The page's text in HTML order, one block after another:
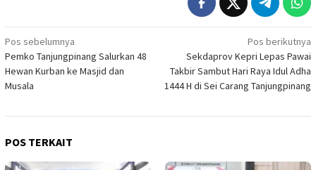
Navigasi
pos
Pos sebelumnya
Pemko Tanjungpinang Salurkan 48
Hewan Kurban ke Masjid dan
Musala
Pos berikutnya
Sekdaprov Kepri Lepas Pawai
Takbir Sambut Hari Raya Idul Adha
1444 H di Sei Carang Tanjungpinang
POS TERKAIT